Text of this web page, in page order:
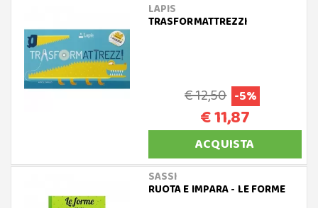
LAPIS
TRASFORMATTREZZI
€ 12,50 -5%
€ 11,87
ACQUISTA
SASSI
RUOTA E IMPARA - LE FORME